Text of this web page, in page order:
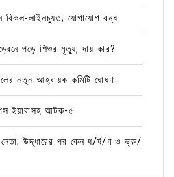
বিকল-লাইনচ্যুত; যোগাযোগ বন্ধ
পড়ে শিশুর মৃত্যু, দায় কার?
নতুন আহ্বায়ক কমিটি ঘোষণা
ইয়াবাসহ আটক-৫
নেতা; উদ্ধারের পর কেন ধ/র্ষ/ণ ও ভ্রু/